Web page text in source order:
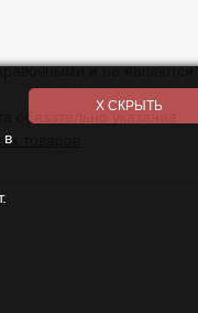
и не являются
обязательно указание
товаров
в